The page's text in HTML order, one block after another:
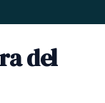
del